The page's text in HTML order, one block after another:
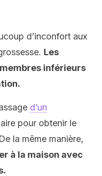
d’inconfort aux
Les
inférieurs
d’un
pour obtenir le
la même manière,
à la maison avec